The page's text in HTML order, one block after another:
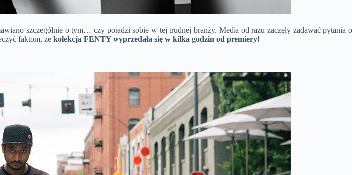
szczególnie o tym… czy poradzi sobie w tej trudnej branży. Media od razu zaczęły zadawać pytania o
faktom, że kolekcja FENTY wyprzedała się w kilka godzin od premiery!